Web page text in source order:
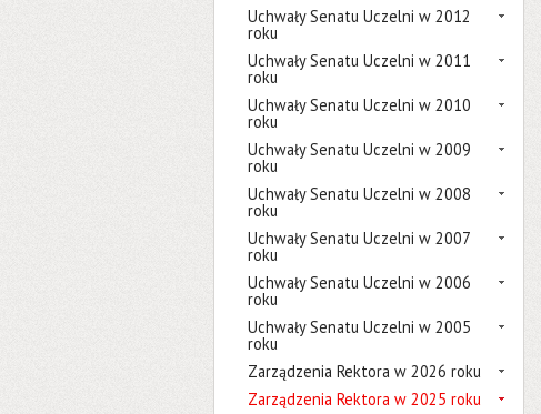
Uchwały Senatu Uczelni w 2012
roku
Uchwały Senatu Uczelni w 2011
roku
Uchwały Senatu Uczelni w 2010
roku
Uchwały Senatu Uczelni w 2009
roku
Uchwały Senatu Uczelni w 2008
roku
Uchwały Senatu Uczelni w 2007
roku
Uchwały Senatu Uczelni w 2006
roku
Uchwały Senatu Uczelni w 2005
roku
Zarządzenia Rektora w 2026 roku
Zarządzenia Rektora w 2025 roku